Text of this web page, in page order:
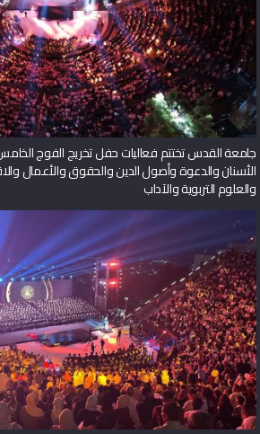
جامعة القدس تختتم فعاليات حفل تخريج الفوج
الأسنان والدعوة وأصول الدين والحقوق والأعمال
والعلوم التربوية والآداب